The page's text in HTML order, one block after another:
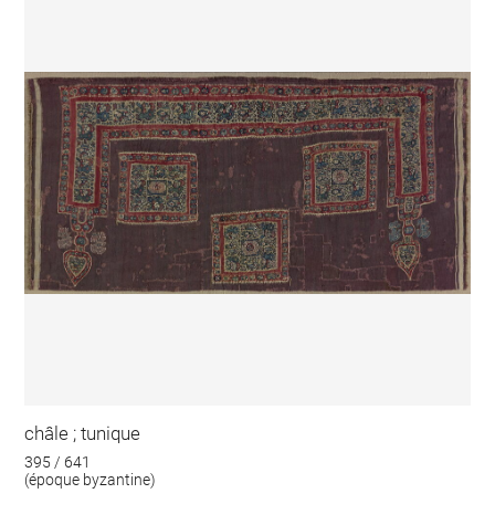
châle ; tunique
395 / 641
(époque byzantine)